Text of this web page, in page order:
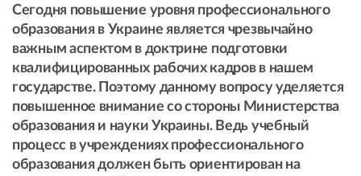
Сегодня повышение уровня профессионального
образования в Украине является чрезвычайно
важным аспектом в доктрине подготовки
квалифицированных рабочих кадров в нашем
государстве. Поэтому данному вопросу уделяется
повышенное внимание со стороны Министерства
образования и науки Украины. Ведь учебный
процесс в учреждениях профессионального
образования должен быть ориентирован на